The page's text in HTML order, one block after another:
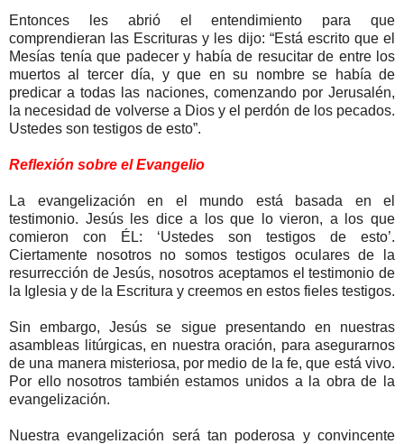
Entonces les abrió el entendimiento para que
comprendieran las Escrituras y les dijo: “Está escrito que el
Mesías tenía que padecer y había de resucitar de entre los
muertos al tercer día, y que en su nombre se había de
predicar a todas las naciones, comenzando por Jerusalén,
la necesidad de volverse a Dios y el perdón de los pecados.
Ustedes son testigos de esto”.
Reflexión sobre el Evangelio
La evangelización en el mundo está basada en el
testimonio. Jesús les dice a los que lo vieron, a los que
comieron con ÉL: ‘Ustedes son testigos de esto’.
Ciertamente nosotros no somos testigos oculares de la
resurrección de Jesús, nosotros aceptamos el testimonio de
la Iglesia y de la Escritura y creemos en estos fieles testigos.
Sin embargo, Jesús se sigue presentando en nuestras
asambleas litúrgicas, en nuestra oración, para asegurarnos
de una manera misteriosa, por medio de la fe, que está vivo.
Por ello nosotros también estamos unidos a la obra de la
evangelización.
Nuestra evangelización será tan poderosa y convincente